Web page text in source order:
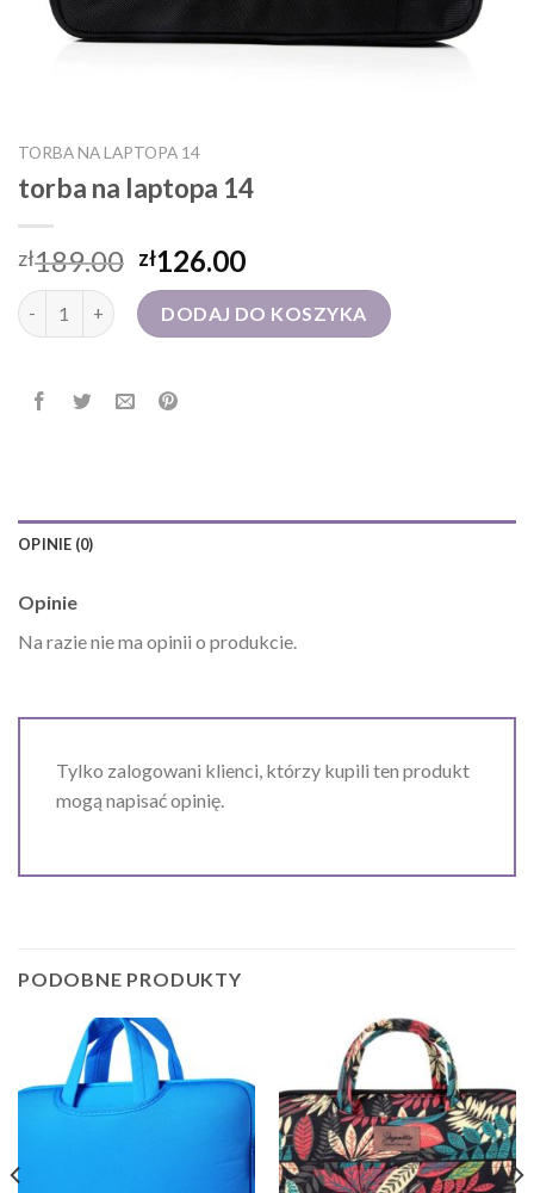
TORBA NA LAPTOPA 14
torba na laptopa 14
zł189.00 zł126.00
ilość torba na laptopa 14DODAJ DO KOSZYKA
OPINIE (0)
Opinie
Na razie nie ma opinii o produkcie.
Tylko zalogowani klienci, którzy kupili ten produkt
mogą napisać opinię.
PODOBNE PRODUKTY